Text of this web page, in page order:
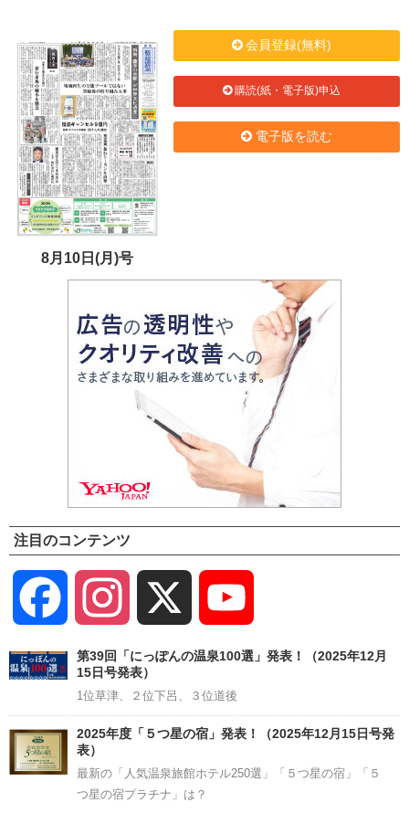
8月10日(月)号
会員登録(無料)
購読(紙・電子版)申込
電子版を読む
注目のコンテンツ
Facebook Instagram
Channel
第39回「にっぽんの温泉100選」発表！（2025年12月
15日号発表）
1位草津、２位下呂、３位道後
2025年度「５つ星の宿」発表！（2025年12月15日号発
表）
最新の「人気温泉旅館ホテル250選」「５つ星の宿」「５
つ星の宿プラチナ」は？